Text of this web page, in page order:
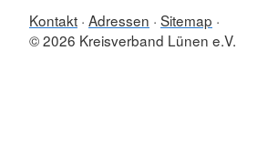
Kontakt Adressen Sitemap
© 2026 Kreisverband Lünen e.V.